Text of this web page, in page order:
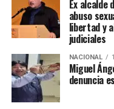
Según Camila
millones sería
asociados al
millonessolo incluye
otros gastos
tratamiento
«, indicó
Ex alcalde
abuso
libertad y
judiciales
NACIONAL
Miguel
denuncia